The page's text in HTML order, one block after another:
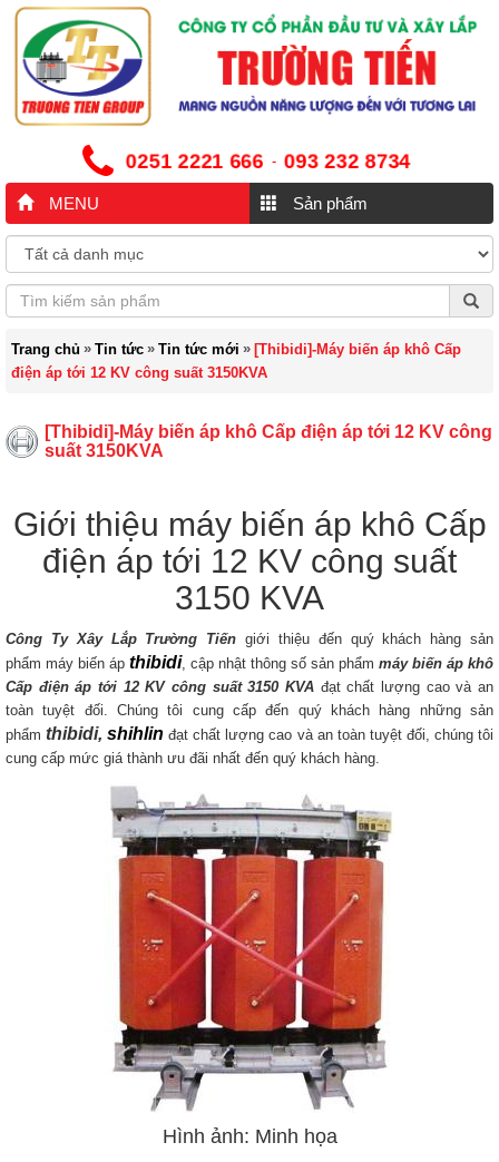
0251 2221 666 - 093 232 8734
MENU Sản phẩm
Trang chủ » Tin tức » Tin tức mới » [Thibidi]-Máy biến áp khô Cấp
điện áp tới 12 KV công suất 3150KVA
[Thibidi]-Máy biến áp khô Cấp điện áp tới 12 KV công
suất 3150KVA
Giới thiệu máy biến áp khô Cấp
điện áp tới 12 KV công suất
3150 KVA
Công Ty Xây Lắp Trường Tiến giới thiệu đến quý khách hàng sản
phẩm máy biến áp thibidi, cập nhật thông số sản phẩm máy biến áp khô
Cấp điện áp tới 12 KV​ công suất 3150 KVA đạt chất lượng cao và an
toàn tuyệt đối. Chúng tôi cung cấp đến quý khách hàng những sản
phẩmthibidi,shihlin đạt chất lượng cao và an toàn tuyệt đối, chúng tôi
cung cấp mức giá thành ưu đãi nhất đến quý khách hàng.
Hình ảnh: Minh họa